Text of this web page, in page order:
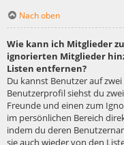
Nach oben
Wie kann ich Mitglieder
ignorierten Mitglieder
Listen entfernen?
Du kannst Benutzer auf
Benutzerprofil siehst du
Freunde und einen zum
im persönlichen Bereich
indem du deren
sie auch wieder von den